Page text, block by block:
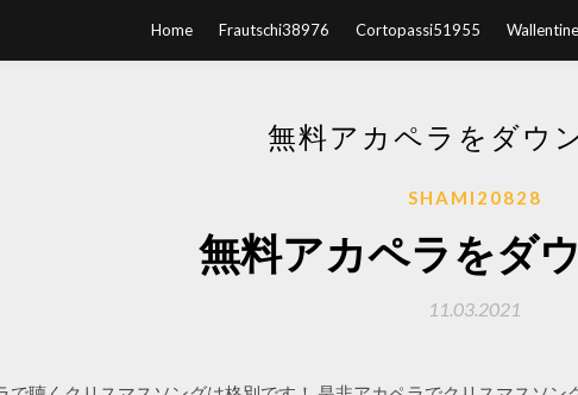
Home Frautschi38976 Cortopassi51955
無料アカペラをダウ
SHAMI20828
無料アカペラをダ
11.03.2021